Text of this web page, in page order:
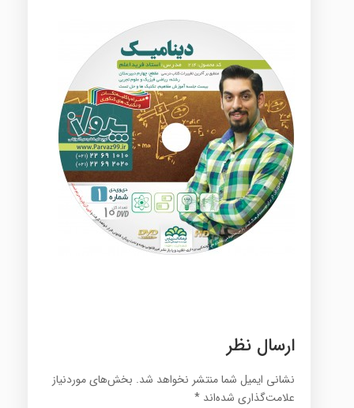
ارسال نظر
نشانی ایمیل شما منتشر نخواهد شد. بخش‌های موردنیاز
علامت‌گذاری شده‌اند *